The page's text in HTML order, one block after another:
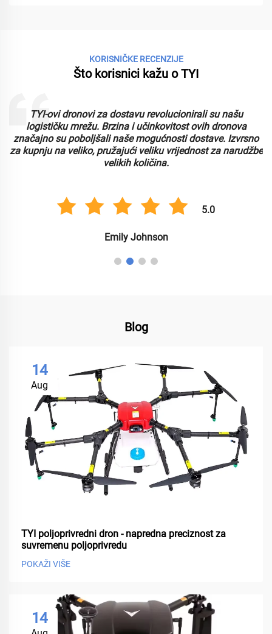
KORISNIČKE RECENZIJE
Što korisnici kažu o TYI
TYI-ovi dronovi za dostavu revolucionirali su našu
logističku mrežu. Brzina i učinkovitost ovih dronova
značajno su poboljšali naše mogućnosti dostave. Izvrsno
za kupnju na veliko, pružajući veliku vrijednost za narudžbe
velikih količina.
5.0
Emily Johnson
Blog
14
Aug
TYI poljoprivredni dron - napredna preciznost za
suvremenu poljoprivredu
POKAŽI VIŠE
14